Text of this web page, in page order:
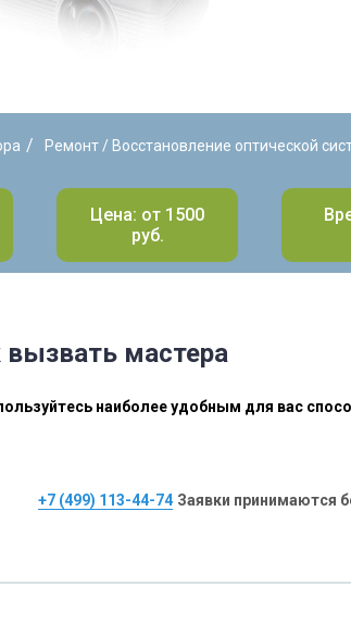
/ Ремонт / Восстановление оптической
Цена: от 1500
руб.
вызвать мастера
наиболее удобным для вас
+7 (499) 113-44-74 Заявки принимаются